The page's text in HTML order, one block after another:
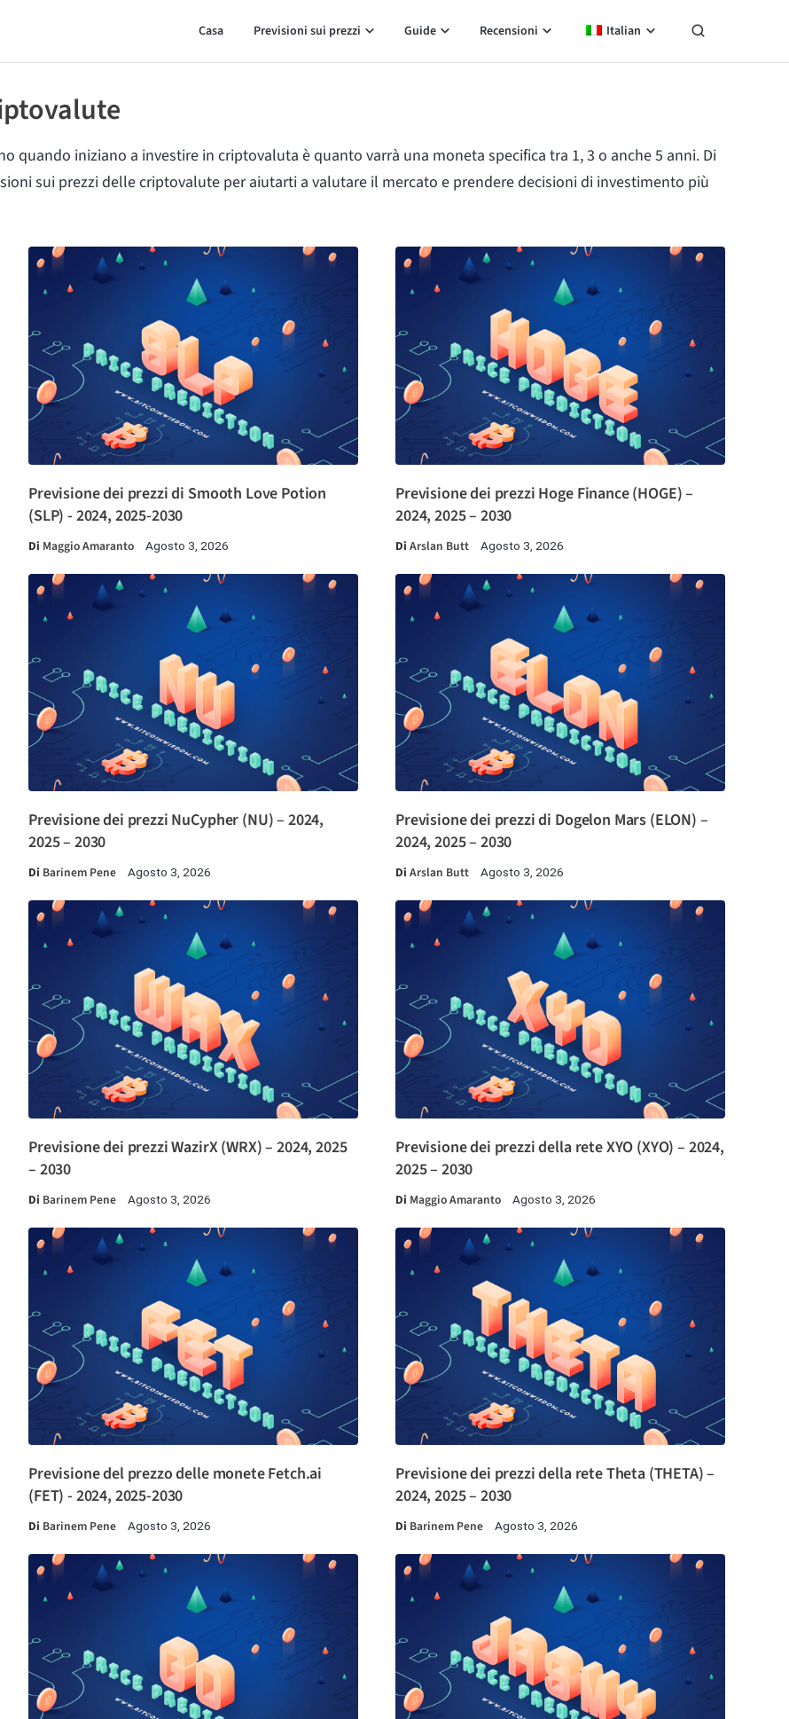
Casa Previsioni sui prezzi Guide Recensioni Italian
quando iniziano a investire in criptovaluta è quanto varrà una moneta specifica tra 1, 3 o anche 5 anni. Di
sui prezzi delle criptovalute per aiutarti a valutare il mercato e prendere decisioni di investimento più
Previsione dei prezzi di Smooth Love Potion
(SLP) - 2024, 2025-2030
Di Maggio Amaranto Agosto 3, 2026
Previsione dei prezzi Hoge Finance (HOGE) –
2024, 2025 – 2030
Di Arslan Butt Agosto 3, 2026
Previsione dei prezzi NuCypher (NU) – 2024,
2025 – 2030
Di Barinem Pene Agosto 3, 2026
Previsione dei prezzi di Dogelon Mars (ELON) –
2024, 2025 – 2030
Di Arslan Butt Agosto 3, 2026
Previsione dei prezzi WazirX (WRX) – 2024, 2025
– 2030
Di Barinem Pene Agosto 3, 2026
Previsione dei prezzi della rete XYO (XYO) – 2024,
2025 – 2030
Di Maggio Amaranto Agosto 3, 2026
Previsione del prezzo delle monete Fetch.ai
(FET) - 2024, 2025-2030
Di Barinem Pene Agosto 3, 2026
Previsione dei prezzi della rete Theta (THETA) –
2024, 2025 – 2030
Di Barinem Pene Agosto 3, 2026